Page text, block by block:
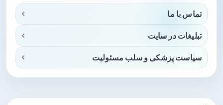
تماس با ما
تبلیغات در سایت
سیاست پزشکی و سلب مسئولیت